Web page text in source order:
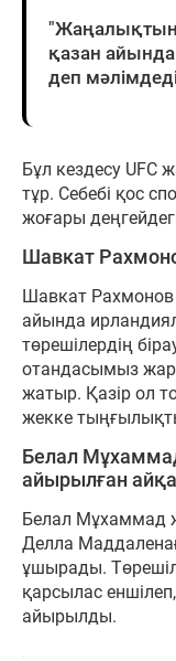
"Жаңалықтың
қазан
деп
Бұл кездесу UFC
тұр. Себебі қос
жоғары
Шавкат
Шавкат
айында
төрешілердің
отандасымыз
жатыр. Қазір ол
жекке
Белал
айырылған
Белал Мұхаммад
Делла
ұшырады.
қарсылас
айырылды.